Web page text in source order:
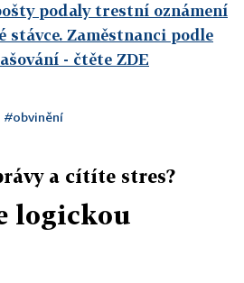
podaly trestní oznámení
stávce. Zaměstnanci podle
- čtěte ZDE
#obvinění
a cítíte stres?
logickou